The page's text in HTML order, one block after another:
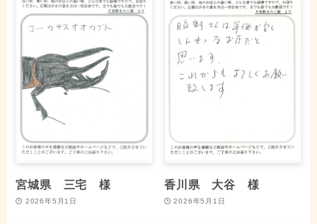
宮城県 三宅 様
2026年5月1日
香川県 大谷 様
2026年5月1日